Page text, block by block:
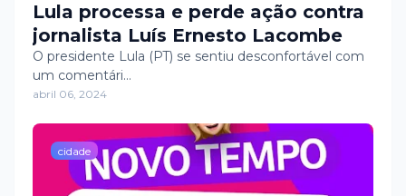
Lula processa e perde ação contra
jornalista Luís Ernesto Lacombe
O presidente Lula (PT) se sentiu desconfortável com
um comentári…
abril 06, 2024
cidade